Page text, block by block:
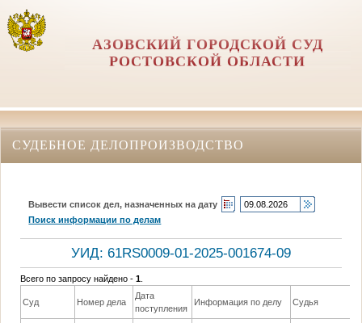
АЗОВСКИЙ ГОРОДСКОЙ СУД
РОСТОВСКОЙ ОБЛАСТИ
СУДЕБНОЕ ДЕЛОПРОИЗВОДСТВО
Вывести список дел, назначенных на дату
Поиск информации по делам
УИД: 61RS0009-01-2025-001674-09
Всего по запросу найдено -1
Суд Номер дела
Дата
поступления
Информация по делу Судья